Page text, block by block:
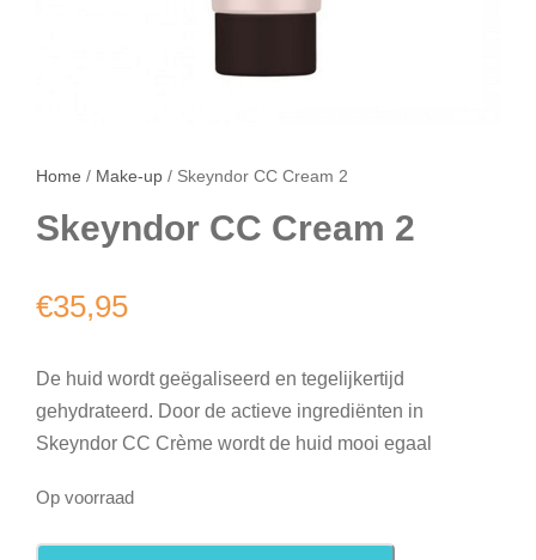
Home / Make-up / Skeyndor CC Cream 2
Skeyndor CC Cream 2
€35,95
De huid wordt geëgaliseerd en tegelijkertijd
gehydrateerd. Door de actieve ingrediënten in
Skeyndor CC Crème wordt de huid mooi egaal
Op voorraad